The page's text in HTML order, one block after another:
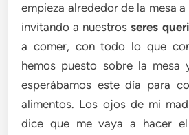
empieza alrededor de la mesa
invitando a nuestrosseres
a comer, con todo lo que
hemos puesto sobre la
esperábamos este día para
alimentos. Los ojos de mi
dice que me vaya a hacer